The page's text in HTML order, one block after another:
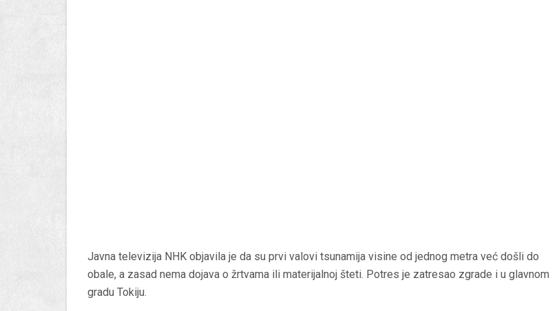
Javna televizija NHK objavila je da su prvi valovi tsunamija visine od jednog metra već došli do
obale, a zasad nema dojava o žrtvama ili materijalnoj šteti. Potres je zatresao zgrade i u glavnom
gradu Tokiju.